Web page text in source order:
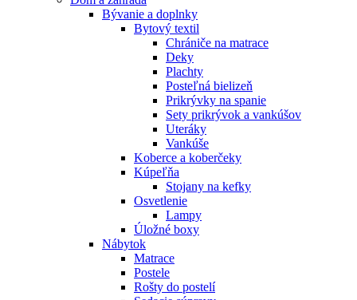
Bývanie a doplnky
Bytový textil
Chrániče na matrace
Deky
Plachty
Posteľná bielizeň
Prikrývky na spanie
Sety prikrývok a vankúšov
Uteráky
Vankúše
Koberce a koberčeky
Kúpeľňa
Stojany na kefky
Osvetlenie
Lampy
Úložné boxy
Nábytok
Matrace
Postele
Rošty do postelí